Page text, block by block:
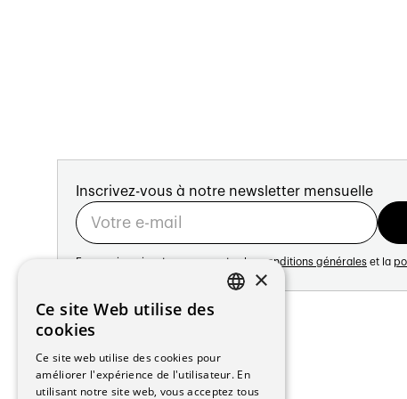
Inscrivez-vous à notre newsletter mensuelle
En vous inscrivant vous acceptez les conditions générales et la
Adresse:
Avenue de Longemalle 21
1020 Renens
Suisse
Contact:
Édition: +41 21 635 16 82
×
Ce site Web utilise des
cookies
Ce site web utilise des cookies pour
améliorer l'expérience de l'utilisateur. En
utilisant notre site web, vous acceptez tous